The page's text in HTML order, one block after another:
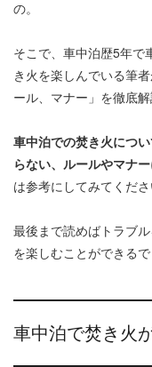
の。
そこで、車中泊歴5年で
き火を楽しんでいる筆
ール、マナー」を徹底解
車中泊での焚き火につ
らない、ルールやマナ
は参考にしてみてくださ
最後まで読めばトラブ
を楽しむことができるで
車中泊で焚き火